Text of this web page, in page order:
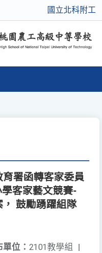
國立北科附工
署函轉客家委員
客家藝文競賽-
鼓勵踴躍組隊
位： 2101教學組 |